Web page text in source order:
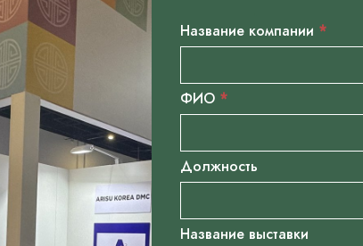
stands
Название компании *
ФИО *
Должность
Название выставки
Если вы
оставьте
это поле
пустым.